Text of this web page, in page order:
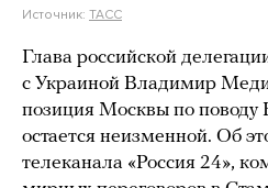
Источник: ТАСС
Глава российской
с Украиной Владимир
позиция Москвы по
остается неизменной. Об
телеканала «Россия 24»,